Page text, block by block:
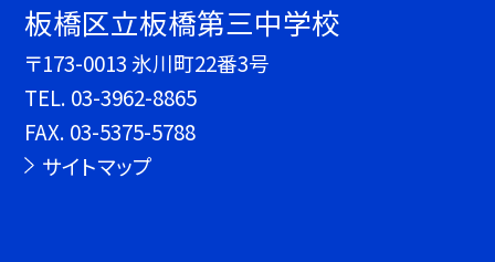
板橋区立板橋第三中学校
〒173-0013 氷川町22番3号
TEL. 03-3962-8865
FAX. 03-5375-5788
サイトマップ